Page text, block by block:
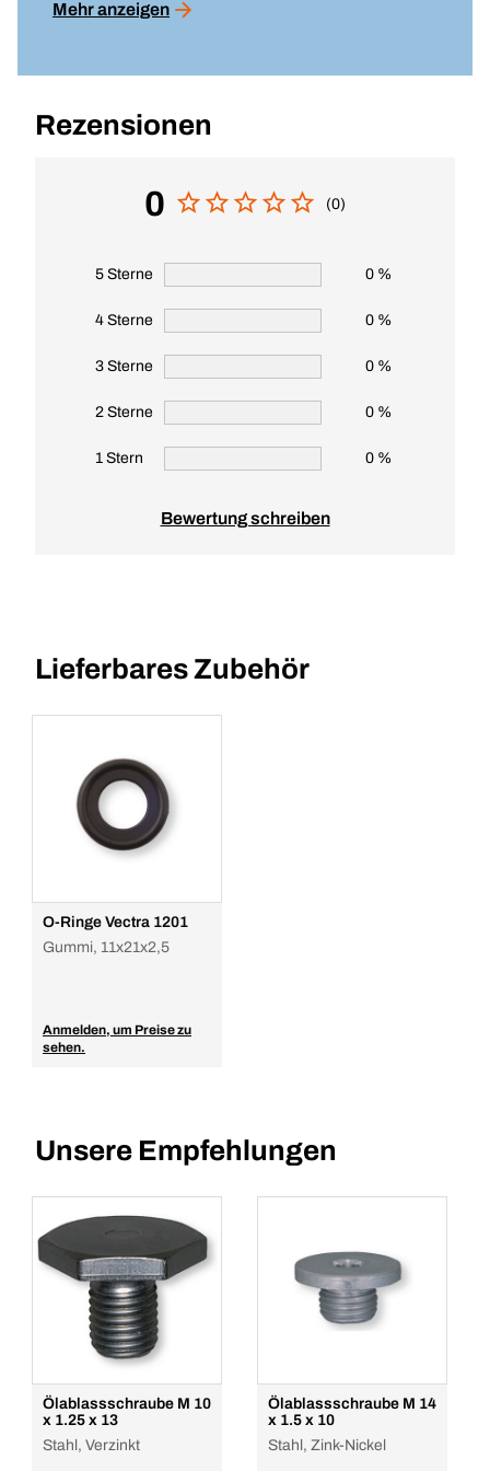
Mehr anzeigen
Rezensionen
0 (0)
5 Sterne 0 %
4 Sterne 0 %
3 Sterne 0 %
2 Sterne 0 %
1 Stern 0 %
Bewertung schreiben
Lieferbares Zubehör
O-Ringe Vectra 1201
Gummi, 11x21x2,5
Anmelden, um Preise zu
sehen.
Unsere Empfehlungen
Ölablassschraube M 10
x 1.25 x 13
Stahl, Verzinkt
Ölablassschraube M 14
x 1.5 x 10
Stahl, Zink-Nickel